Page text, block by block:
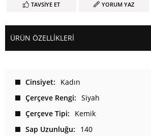
TAVSIYE ET YORUM YAZ
ÜRÜN ÖZELLIKLERI
Cinsiyet
Kadın
Çerçeve Rengi
Siyah
Çerçeve Tipi
Kemik
Sap Uzunluğu
140